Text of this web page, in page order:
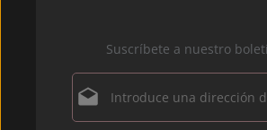
Suscríbete a nuestro
Dirección de correo electrónico*